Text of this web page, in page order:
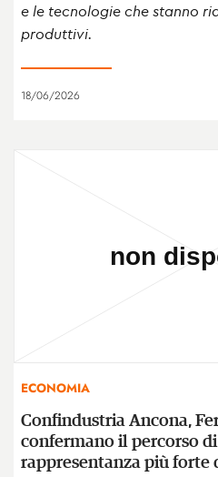
e le tecnologie che stanno
produttivi.
18/06/2026
ECONOMIA
Confindustria Ancona,
confermano il percorso
rappresentanza più forte